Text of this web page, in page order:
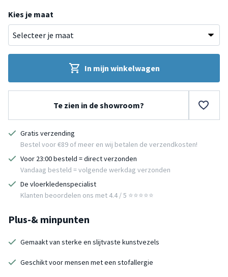
Kies je maat
In mijn winkelwagen
Te zien in de showroom?
Gratis verzending
Bestel voor €89 of meer en wij betalen de verzendkosten!
Voor 23:00 besteld = direct verzonden
Vandaag besteld = volgende werkdag verzonden
De vloerkledenspecialist
Klanten beoordelen ons met 4.4 / 5 ⭐⭐⭐⭐⭐
Plus-& minpunten
Gemaakt van sterke en slijtvaste kunstvezels
Geschikt voor mensen met een stofallergie